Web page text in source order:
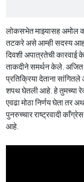
लोकसभेत माझ्यासह अमोल
तटकरे असे आम्ही सदस्य
दिवशी अपात्रतेची कारवाई
ताकदीने समर्थन केले. अजित
प्रतिक्रिया देताना
शपथ घेतली आहे. हे तुमच्या
एवढा मोठा निर्णय घेता तर
पुनरुच्चार राष्ट्रवादी
आहे.